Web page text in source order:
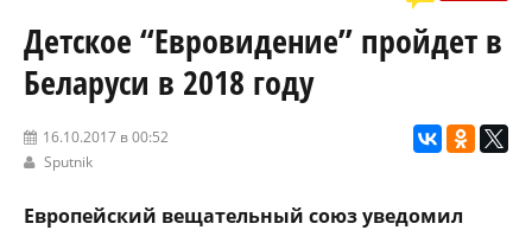
Детское “Евровидение” пройдет в
Беларуси в 2018 году
16.10.2017 в 00:52
Sputnik
Европейский вещательный союз уведомил